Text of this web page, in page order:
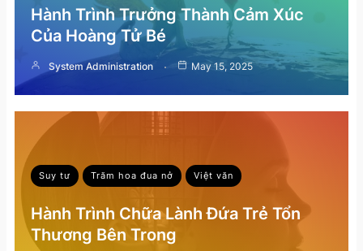
Hành Trình Trưởng Thành Cảm Xúc
Của Hoàng Tử Bé
System Administration May 15, 2025
Suy tư Trăm hoa đua nở Việt văn
Hành Trình Chữa Lành Đứa Trẻ Tổn
Thương Bên Trong